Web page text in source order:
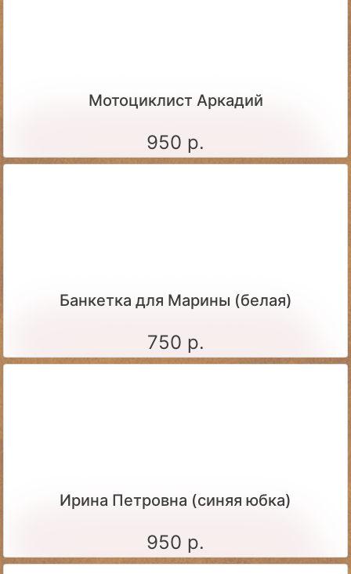
Мотоциклист Аркадий
950 р.
Банкетка для Марины (белая)
750 р.
Ирина Петровна (синяя юбка)
950 р.